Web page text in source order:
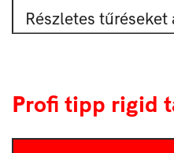
Részletes
Profi tipp rigid